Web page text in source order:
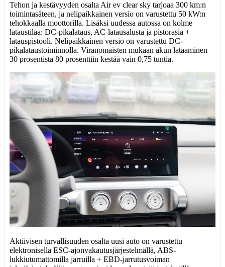
Tehon ja kestävyyden osalta Air ev clear sky tarjoaa 300 km:n
toimintasäteen, ja nelipaikkainen versio on varustettu 50 kW:n
tehokkaalla moottorilla. Lisäksi uudessa autossa on kolme
lataustilaa: DC-pikalataus, AC-latausalusta ja pistorasia +
latauspistooli. Nelipaikkainen versio on varustettu DC-
pikalataustoiminnolla. Viranomaisten mukaan akun lataaminen
30 prosentista 80 prosenttiin kestää vain 0,75 tuntia.
Aktiivisen turvallisuuden osalta uusi auto on varustettu
elektronisella ESC-ajonvakautusjärjestelmällä, ABS-
lukkiutumattomilla jarruilla + EBD-jarrutusvoiman